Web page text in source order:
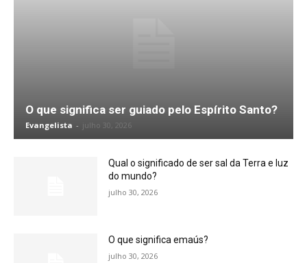
O que significa ser guiado pelo Espírito Santo?
Evangelista - julho 30, 2026
Qual o significado de ser sal da Terra e luz
do mundo?
julho 30, 2026
O que significa emaús?
julho 30, 2026